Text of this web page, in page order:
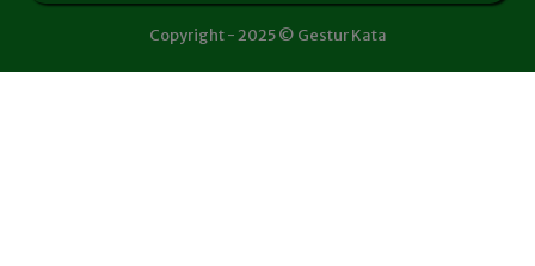
Copyright - 2025 © Gestur Kata